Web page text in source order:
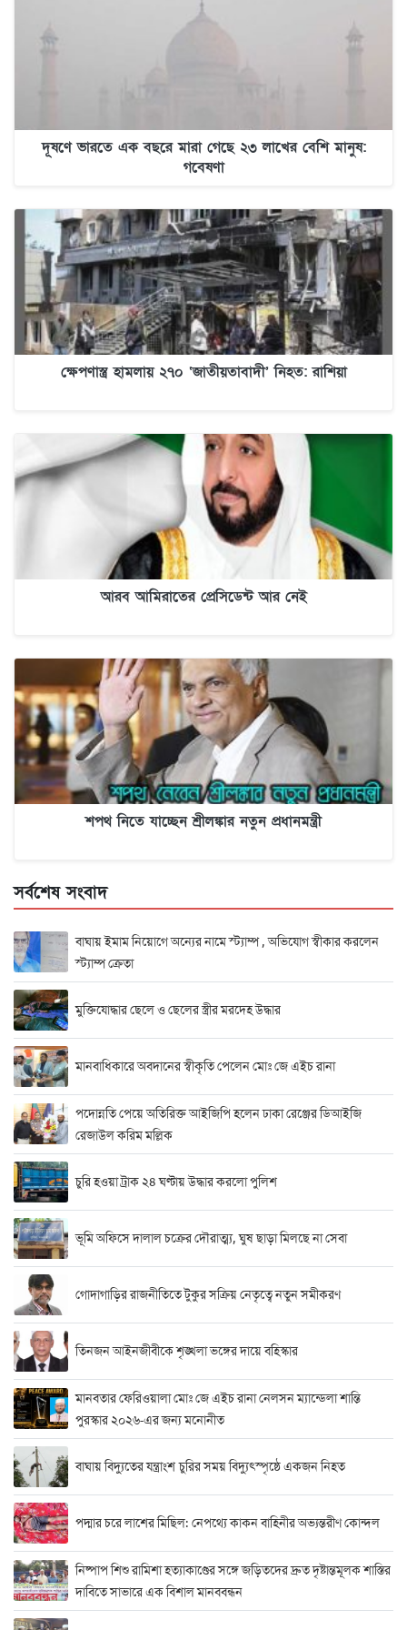
দূষণে ভারতে এক বছরে মারা গেছে ২৩ লাখের বেশি মানুষ:
গবেষণা
ক্ষেপণাস্ত্র হামলায় ২৭০ ‘জাতীয়তাবাদী’ নিহত: রাশিয়া
আরব আমিরাতের প্রেসিডেন্ট আর নেই
শপথ নিতে যাচ্ছেন শ্রীলঙ্কার নতুন প্রধানমন্ত্রী
সর্বশেষ সংবাদ
বাঘায় ইমাম নিয়োগে অন্যের নামে স্ট্যাম্প , অভিযোগ স্বীকার করলেন
স্ট্যাম্প ক্রেতা
মুক্তিযোদ্ধার ছেলে ও ছেলের স্ত্রীর মরদেহ উদ্ধার
মানবাধিকারে অবদানের স্বীকৃতি পেলেন মোঃ জে এইচ রানা
পদোন্নতি পেয়ে অতিরিক্ত আইজিপি হলেন ঢাকা রেঞ্জের ডিআইজি
রেজাউল করিম মল্লিক
চুরি হওয়া ট্রাক ২৪ ঘণ্টায় উদ্ধার করলো পুলিশ
ভূমি অফিসে দালাল চক্রের দৌরাত্ম্য, ঘুষ ছাড়া মিলছে না সেবা
গোদাগাড়ির রাজনীতিতে টুকুর সক্রিয় নেতৃত্বে নতুন সমীকরণ
তিনজন আইনজীবীকে শৃঙ্খলা ভঙ্গের দায়ে বহিস্কার
মানবতার ফেরিওয়ালা মোঃ জে এইচ রানা নেলসন ম্যান্ডেলা শান্তি
পুরস্কার ২০২৬-এর জন্য মনোনীত
বাঘায় বিদ্যুতের যন্ত্রাংশ চুরির সময় বিদ্যুৎস্পৃষ্ঠে একজন নিহত
পদ্মার চরে লাশের মিছিল: নেপথ্যে কাকন বাহিনীর অভ্যন্তরীণ কোন্দল
নিষ্পাপ শিশু রামিশা হত্যাকাণ্ডের সঙ্গে জড়িতদের দ্রুত দৃষ্টান্তমূলক শাস্তির
দাবিতে সাভারে এক বিশাল মানববন্ধন